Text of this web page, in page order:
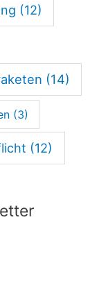
(12)
(14)
(3)
(12)